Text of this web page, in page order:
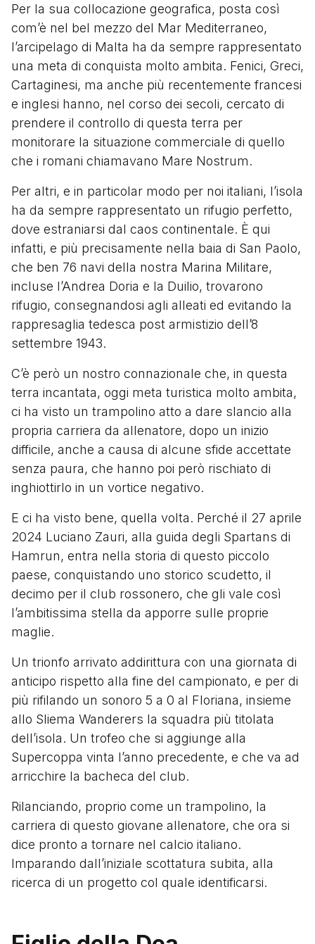
Per la sua collocazione geografica, posta così
com’è nel bel mezzo del Mar Mediterraneo,
l’arcipelago di Malta ha da sempre rappresentato
una meta di conquista molto ambita. Fenici, Greci,
Cartaginesi, ma anche più recentemente francesi
e inglesi hanno, nel corso dei secoli, cercato di
prendere il controllo di questa terra per
monitorare la situazione commerciale di quello
che i romani chiamavano Mare Nostrum.
Per altri, e in particolar modo per noi italiani, l’isola
ha da sempre rappresentato un rifugio perfetto,
dove estraniarsi dal caos continentale. È qui
infatti, e più precisamente nella baia di San Paolo,
che ben 76 navi della nostra Marina Militare,
incluse l’Andrea Doria e la Duilio, trovarono
rifugio, consegnandosi agli alleati ed evitando la
rappresaglia tedesca post armistizio dell’8
settembre 1943.
C’è però un nostro connazionale che, in questa
terra incantata, oggi meta turistica molto ambita,
ci ha visto un trampolino atto a dare slancio alla
propria carriera da allenatore, dopo un inizio
difficile, anche a causa di alcune sfide accettate
senza paura, che hanno poi però rischiato di
inghiottirlo in un vortice negativo.
E ci ha visto bene, quella volta. Perché il 27 aprile
2024 Luciano Zauri, alla guida degli Spartans di
Hamrun, entra nella storia di questo piccolo
paese, conquistando uno storico scudetto, il
decimo per il club rossonero, che gli vale così
l’ambitissima stella da apporre sulle proprie
maglie.
Un trionfo arrivato addirittura con una giornata di
anticipo rispetto alla fine del campionato, e per di
più rifilando un sonoro 5 a 0 al Floriana, insieme
allo Sliema Wanderers la squadra più titolata
dell’isola. Un trofeo che si aggiunge alla
Supercoppa vinta l’anno precedente, e che va ad
arricchire la bacheca del club.
Rilanciando, proprio come un trampolino, la
carriera di questo giovane allenatore, che ora si
dice pronto a tornare nel calcio italiano.
Imparando dall’iniziale scottatura subita, alla
ricerca di un progetto col quale identificarsi.